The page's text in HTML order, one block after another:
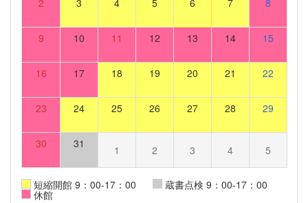
2 3 4 5 6 7 8
9 10 11 12 13 14 15
16 17 18 19 20 21 22
23 24 25 26 27 28 29
30 31 1 2 3 4 5
短縮開館 9：00-17：00 蔵書点検 9：00-17：00
休館